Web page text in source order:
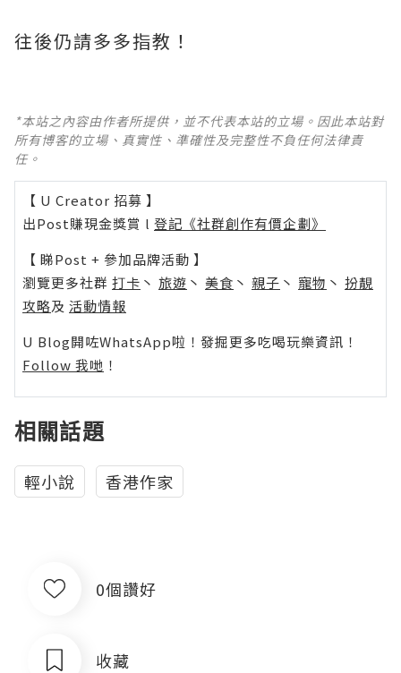
往後仍請多多指教！
*本站之內容由作者所提供，並不代表本站的立場。因此本站對
所有博客的立場、真實性、準確性及完整性不負任何法律責
任。
【 U Creator 招募 】
出Post賺現金獎賞 l 登記《社群創作有價企劃》
【 睇Post + 參加品牌活動 】
瀏覽更多社群 打卡 丶 旅遊 丶 美食 丶 親子 丶 寵物 丶 扮靚
攻略及 活動情報
U Blog開咗WhatsApp啦！發掘更多吃喝玩樂資訊！
Follow 我哋 ！
相關話題
輕小說 香港作家
0個讚好
收藏